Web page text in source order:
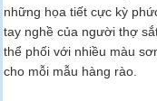
những họa tiết cực kỳ
tay nghề của người thợ
thể phối với nhiều màu
cho mỗi mẫu hàng rào.